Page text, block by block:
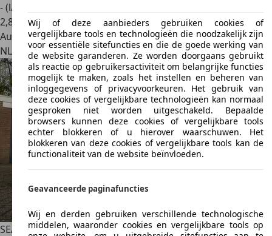
- (l/100 km)
2,8
Autobedrijf
NL 9723 HMGroningen
SEAT IbizaSC 1.4 TSI Cupra
Wij of deze aanbieders gebruiken cookies of
vergelijkbare tools en technologieën die noodzakelijk zijn
voor essentiële sitefuncties en die de goede werking van
de website garanderen. Ze worden doorgaans gebruikt
als reactie op gebruikersactiviteit om belangrijke functies
mogelijk te maken, zoals het instellen en beheren van
inloggegevens of privacyvoorkeuren. Het gebruik van
deze cookies of vergelijkbare technologieën kan normaal
gesproken niet worden uitgeschakeld. Bepaalde
browsers kunnen deze cookies of vergelijkbare tools
echter blokkeren of u hierover waarschuwen. Het
blokkeren van deze cookies of vergelijkbare tools kan de
functionaliteit van de website beïnvloeden.
Geavanceerde paginafuncties
Wij en derden gebruiken verschillende technologische
middelen, waaronder cookies en vergelijkbare tools op